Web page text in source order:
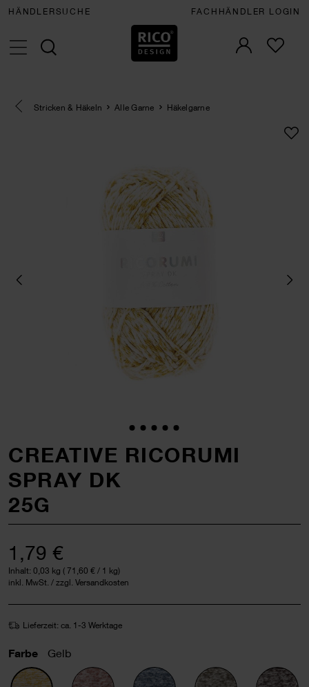
HÄNDLERSUCHE FACHHÄNDLER LOGIN
Eine Kategorie zurück navigieren
Stricken & Häkeln Alle Garne Häkelgarne
CREATIVE RICORUMI
SPRAY DK
25G
1,79 €
Inhalt: 0,03 kg ( 71,60 € / 1 kg)
inkl. MwSt. / zzgl. Versandkosten
Lieferzeit: ca. 1-3 Werktage
Farbe Gelb